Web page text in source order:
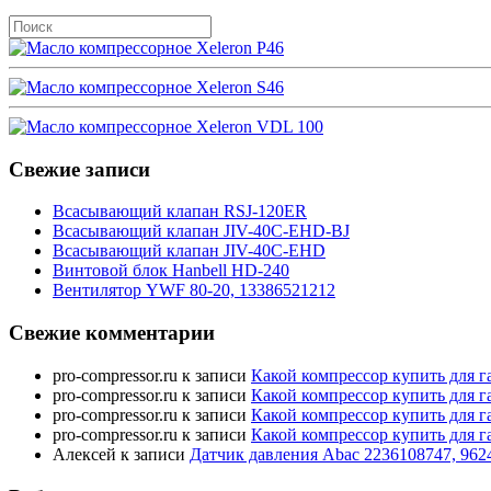
Свежие записи
Всасывающий клапан RSJ-120ER
Всасывающий клапан JIV-40C-EHD-BJ
Всасывающий клапан JIV-40C-EHD
Винтовой блок Hanbell HD-240
Вентилятор YWF 80-20, 13386521212
Свежие комментарии
pro-compressor.ru к записи Какой компрессор купить для
pro-compressor.ru к записи Какой компрессор купить для
pro-compressor.ru к записи Какой компрессор купить для
pro-compressor.ru к записи Какой компрессор купить для
Алексей к записи Датчик давления Abac 2236108747,